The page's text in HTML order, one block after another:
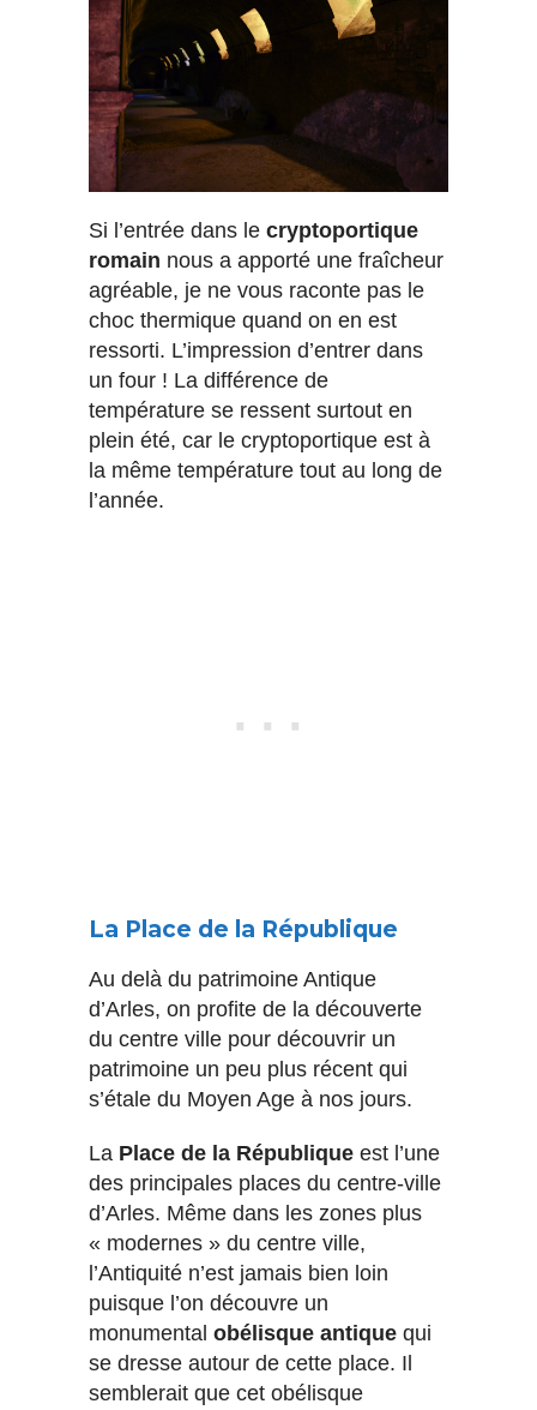
Si l’entrée dans le cryptoportique
romain nous a apporté une fraîcheur
agréable, je ne vous raconte pas le
choc thermique quand on en est
ressorti. L’impression d’entrer dans
un four ! La différence de
température se ressent surtout en
plein été, car le cryptoportique est à
la même température tout au long de
l’année.
La Place de la République
Au delà du patrimoine Antique
d’Arles, on profite de la découverte
du centre ville pour découvrir un
patrimoine un peu plus récent qui
s’étale du Moyen Age à nos jours.
La Place de la République est l’une
des principales places du centre-ville
d’Arles. Même dans les zones plus
« modernes » du centre ville,
l’Antiquité n’est jamais bien loin
puisque l’on découvre un
monumental obélisque antique qui
se dresse autour de cette place. Il
semblerait que cet obélisque